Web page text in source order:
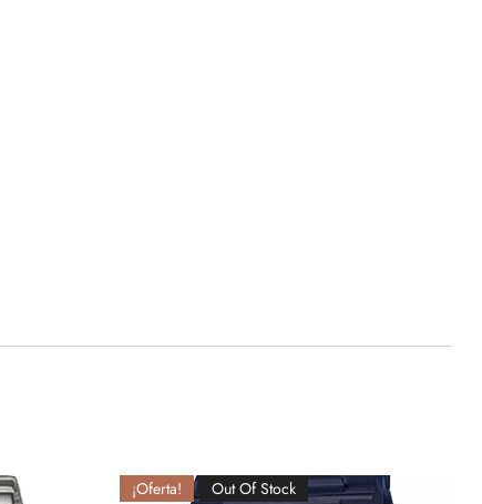
¡Oferta! Out Of Stock